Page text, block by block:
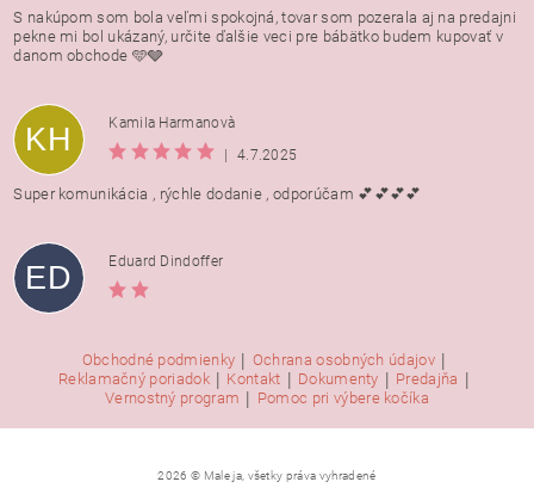
S nakúpom som bola veľmi spokojná, tovar som pozerala aj na predajni
pekne mi bol ukázaný, určite ďalšie veci pre bábätko budem kupovať v
danom obchode 🩵🩶
KH
Kamila Harmanovà
|
4.7.2025
Super komunikácia , rýchle dodanie , odporúčam 💕💕💕💕
ED Eduard Dindoffer
Obchodné podmienky | Ochrana osobných údajov |
Reklamačný poriadok | Kontakt | Dokumenty | Predajňa |
Vernostný program | Pomoc pri výbere kočíka
2026 © Male ja, všetky práva vyhradené